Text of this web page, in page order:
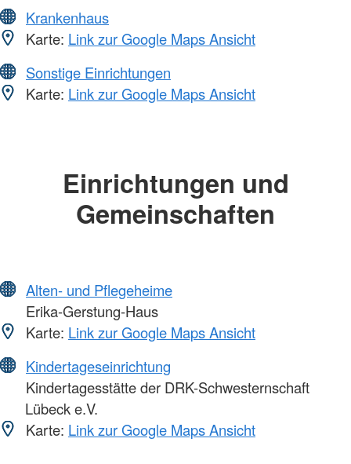
Krankenhaus
Karte: Link zur Google Maps Ansicht
Sonstige Einrichtungen
Karte: Link zur Google Maps Ansicht
Einrichtungen und
Gemeinschaften
Alten- und Pflegeheime
Erika-Gerstung-Haus
Karte: Link zur Google Maps Ansicht
Kindertageseinrichtung
Kindertagesstätte der DRK-Schwesternschaft
Lübeck e.V.
Karte: Link zur Google Maps Ansicht